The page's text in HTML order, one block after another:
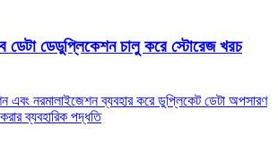
ডেটা ডেডুপ্লিকেশন চালু করে স্টোরেজ খরচ
এবং নরমালাইজেশন ব্যবহার করে ডুপ্লিকেট ডেটা অপসারণ
ব্যবহারিক পদ্ধতি